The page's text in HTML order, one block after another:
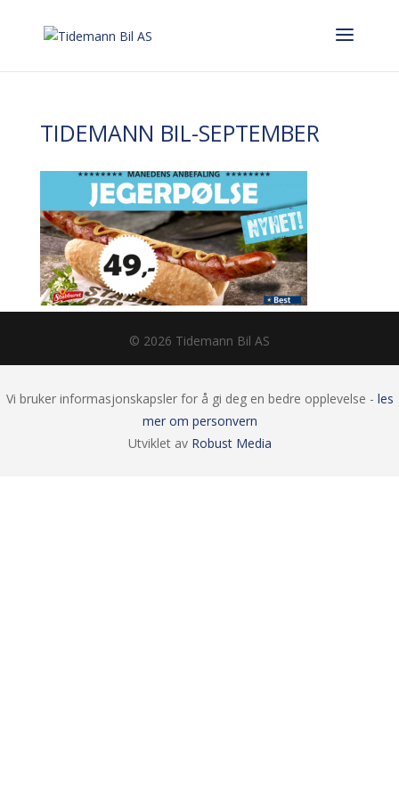
TIDEMANN BIL-SEPTEMBER
© 2026 Tidemann Bil AS
Vi bruker informasjonskapsler for å gi deg en bedre opplevelse - les
mer om personvern
Utviklet av Robust Media